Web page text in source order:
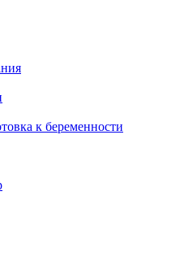
к беременности